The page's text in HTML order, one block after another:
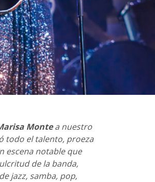
Montea nuestro
todo el talento, proeza
escena notable que
de la banda,
jazz, samba, pop,